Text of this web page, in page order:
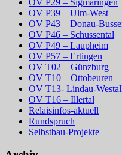
OV P39 – Ulm-West
OV P43 – Donau-
OV P46 – Schussental
OV P49 – Laupheim
OV P57 – Ertingen
OV T02 – Günzburg
OV T10 – Ottobeuren
OV T13- Lindau-
OV T16 – Illertal
Relaisinfos-aktuell
Rundspruch
Selbstbau-Projekte